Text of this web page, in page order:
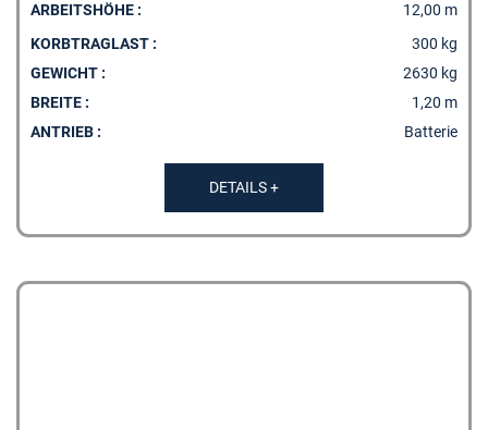
ARBEITSHÖHE :
12,00 m
KORBTRAGLAST :
300 kg
GEWICHT :
2630 kg
BREITE :
1,20 m
ANTRIEB :
Batterie
DETAILS +